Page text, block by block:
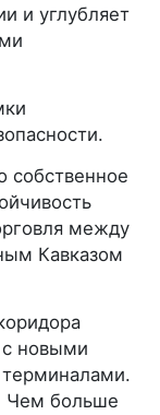
и углубляет
собственное
между
Кавказом
с новыми
Чем больше